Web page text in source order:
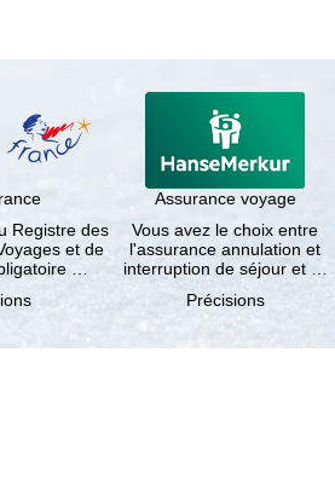
Registre des
et de
…
Assurance voyage
Vous avez le choix entre
l'assurance annulation et
interruption de séjour et …
Précisions